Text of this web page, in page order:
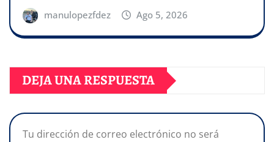
manulopezfdez Ago 5, 2026
DEJA UNA RESPUESTA
Tu dirección de correo electrónico no será